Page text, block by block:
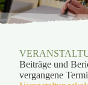
Beiträge und
vergangene